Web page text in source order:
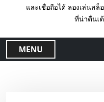
และเชื่อถือได้ ลองเล่นส
ที่น่าตื่นเ
MENU